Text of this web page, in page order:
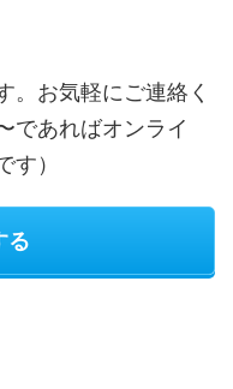
。お気軽にご連絡く
であればオンライ
す）
る